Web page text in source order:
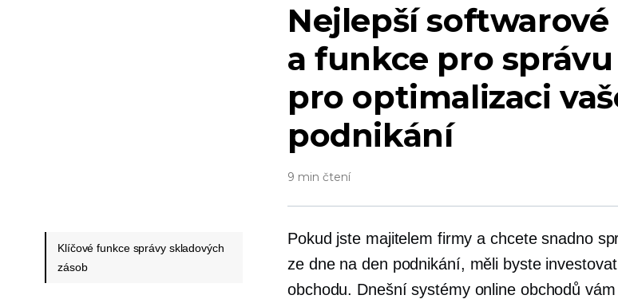
Nejlepší
a funkce pro
pro optimalizaci
podnikání
9 min čtení
Pokud jste majitelem firmy a chcete snadno
ze dne na den podnikání, měli byste
obchodu. Dnešní systémy online obchodů
Klíčové funkce správy skladových
zásob